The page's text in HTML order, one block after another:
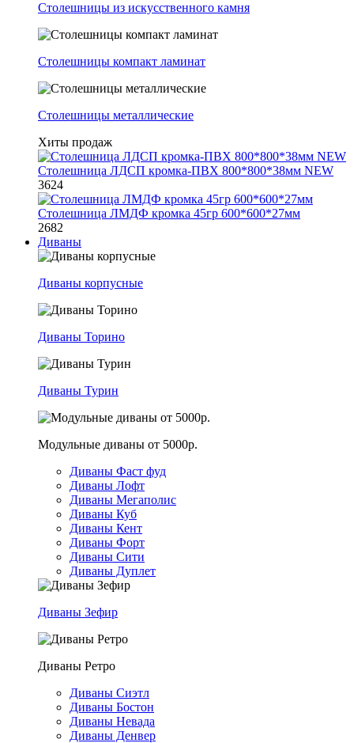
Столешницы из искусственного камня
Столешницы компакт ламинат
Столешницы металлические
Хиты продаж
Столешница ЛДСП кромка-ПВХ 800*800*38мм NEW
3624
Столешница ЛМДФ кромка 45гр 600*600*27мм
2682
Диваны
Диваны корпусные
Диваны Торино
Диваны Турин
Модульные диваны от 5000р.
Диваны Фаст фуд
Диваны Лофт
Диваны Мегаполис
Диваны Куб
Диваны Кент
Диваны Форт
Диваны Сити
Диваны Дуплет
Диваны Зефир
Диваны Ретро
Диваны Сиэтл
Диваны Бостон
Диваны Невада
Диваны Денвер